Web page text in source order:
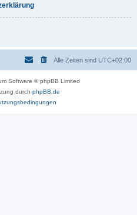
Alle Zeiten sind UTC+02:00
Software © phpBB Limited
durch phpBB.de